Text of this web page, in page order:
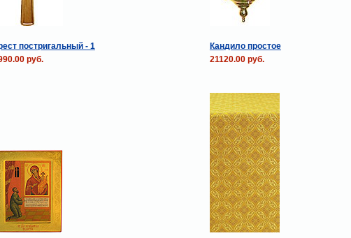
постригальный - 1
Кандило простое
руб. 21120.00 руб.